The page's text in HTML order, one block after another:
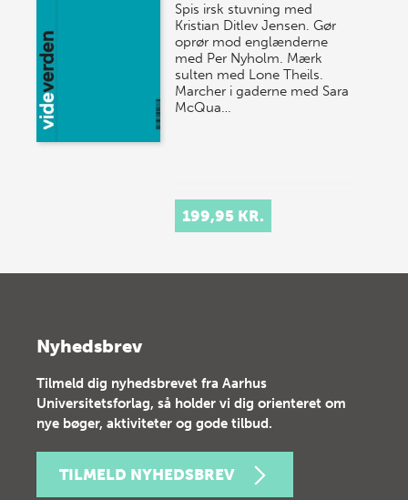
Spis irsk stuvning med
Kristian Ditlev Jensen. Gør
oprør mod englænderne
med Per Nyholm. Mærk
sulten med Lone Theils.
Marcher i gaderne med Sara
McQua…
199,95 KR.
Nyhedsbrev
Tilmeld dig nyhedsbrevet fra Aarhus
Universitetsforlag, så holder vi dig orienteret om
nye bøger, aktiviteter og gode tilbud.
TILMELD NYHEDSBREV